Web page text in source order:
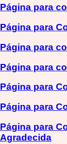
Página para
Página para
Página para
Página para
Página para
Página para
Página para
Agradecida